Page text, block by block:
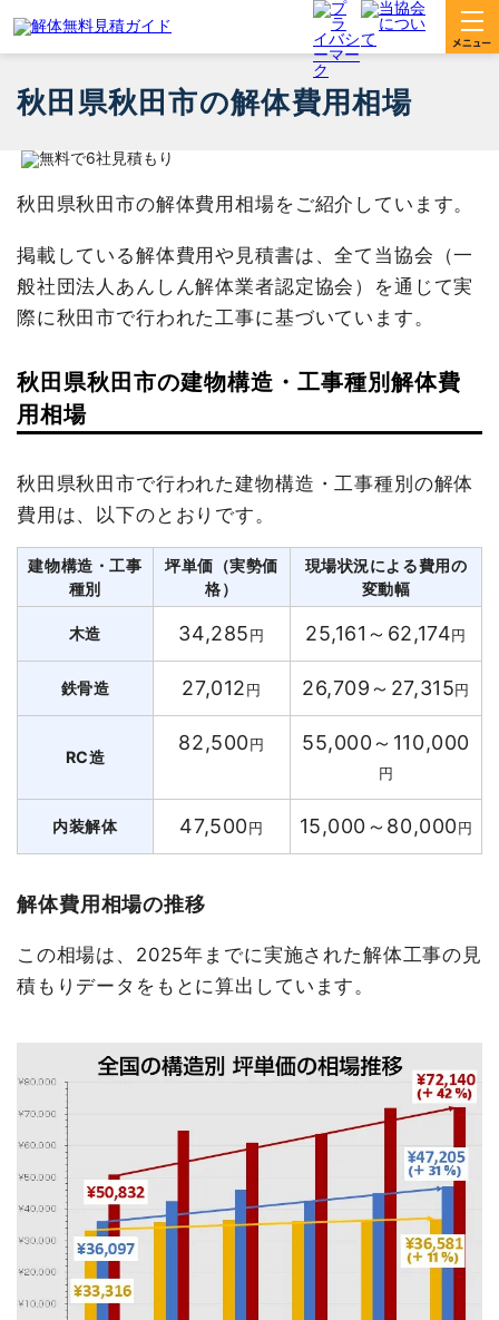
秋田県秋田市の解体費用相場
秋田県秋田市の解体費用相場をご紹介しています。
掲載している解体費用や見積書は、全て当協会（一
般社団法人あんしん解体業者認定協会）を通じて実
際に秋田市で行われた工事に基づいています。
秋田県秋田市の建物構造・工事種別解体費
用相場
秋田県秋田市で行われた建物構造・工事種別の解体
費用は、以下のとおりです。
建物構造・工事
種別
坪単価（実勢価
格）
現場状況による費用の
変動幅
木造 34,285円 25,161～62,174円
鉄骨造 27,012円 26,709～27,315円
RC造
82,500円 55,000～110,000
円
内装解体 47,500円 15,000～80,000円
解体費用相場の推移
この相場は、2025年までに実施された解体工事の見
積もりデータをもとに算出しています。